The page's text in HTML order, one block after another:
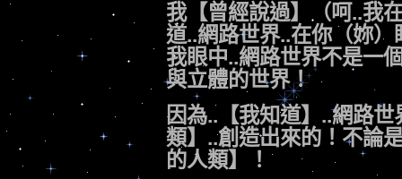
我【曾經說過】（呵..我
道..網路世界..在你（妳
我眼中..網路世界不是一
與立體的世界！
因為..【我知道】..網路
類】..創造出來的！不論
的人類】！